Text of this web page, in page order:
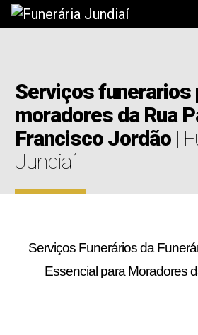
Serviços funerarios
moradores da Rua
Francisco Jordão |
Jundiaí
Serviços Funerários da
Essencial para Moradores